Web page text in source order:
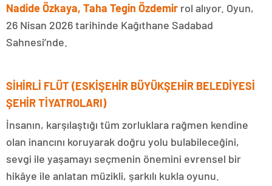
Nadide Özkaya, Taha Tegin Özdemir rol alıyor. Oyun,
26 Nisan 2026 tarihinde Kağıthane Sadabad
Sahnesi’nde.
SİHİRLİ FLÜT (ESKİŞEHİR BÜYÜKŞEHİR BELEDİYESİ
ŞEHİR TİYATROLARI)
İnsanın, karşılaştığı tüm zorluklara rağmen kendine
olan inancını koruyarak doğru yolu bulabileceğini,
sevgi ile yaşamayı seçmenin önemini evrensel bir
hikâye ile anlatan müzikli, şarkılı kukla oyunu.